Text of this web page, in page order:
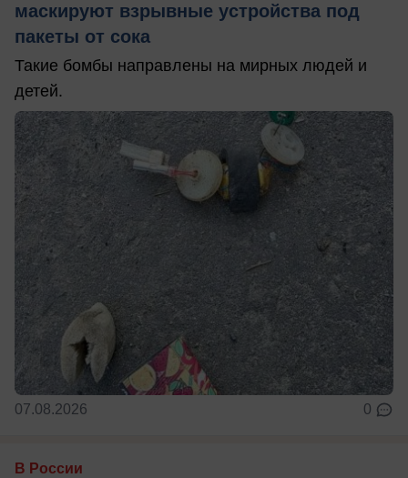
маскируют взрывные устройства под
пакеты от сока
Такие бомбы направлены на мирных людей и
детей.
07.08.2026 0
В России